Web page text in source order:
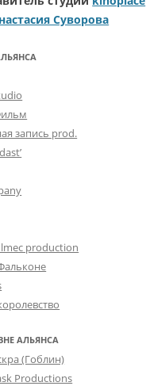
Суворова
запись prod.
production
АЛЬЯНСА
(Гоблин)
Productions